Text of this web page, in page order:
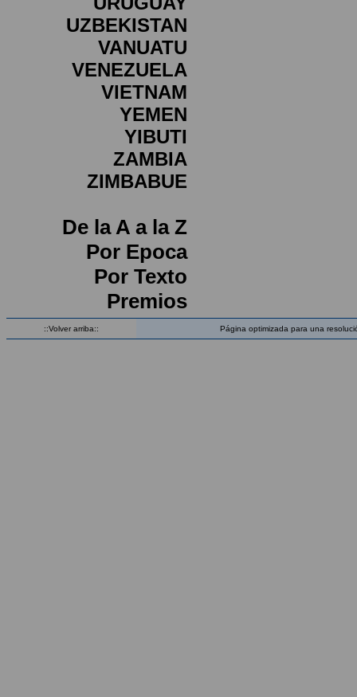
UZBEKISTAN
VANUATU
VENEZUELA
VIETNAM
YEMEN
YIBUTI
ZAMBIA
ZIMBABUE
De la A a la Z
Por Epoca
Por Texto
Premios
::Volver arriba:: Página optimizada para una